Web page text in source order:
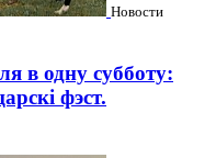
Новости
в одну субботу:
фэст.